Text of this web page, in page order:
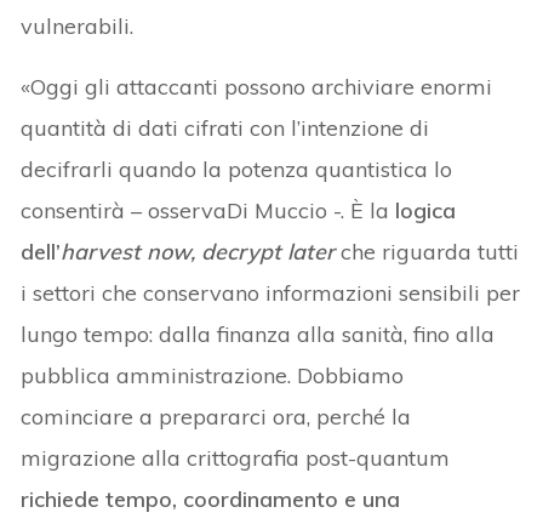
vulnerabili.
«Oggi gli attaccanti possono archiviare enormi
quantità di dati cifrati con l’intenzione di
decifrarli quando la potenza quantistica lo
consentirà – osservaDi Muccio -. È la logica
dell’harvest now, decrypt laterche riguarda tutti
i settori che conservano informazioni sensibili per
lungo tempo: dalla finanza alla sanità, fino alla
pubblica amministrazione. Dobbiamo
cominciare a prepararci ora, perché la
migrazione alla crittografia post-quantum
richiede tempo, coordinamento e una